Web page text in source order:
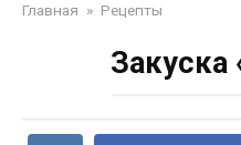
Главная » Рецепты
Закуска